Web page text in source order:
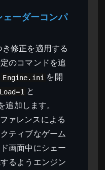
ーダーコンパ
修正を適用する
のコマンドを追
Engine.ini を開
と
追加します。
ァレンスによる
ティブなゲーム
画面中にシェー
るようエンジン